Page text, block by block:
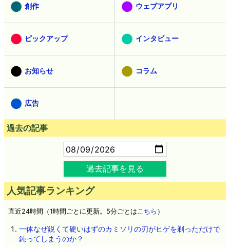
創作 ウェブアプリ
ピックアップ インタビュー
お知らせ コラム
広告
過去の記事
過去記事を見る
人気記事ランキング
直近24時間（1時間ごとに更新。5分ごとは こちら ）
一体なぜ鋭くて硬いはずのカミソリの刃がヒゲを剃っただけで
鈍ってしまうのか？